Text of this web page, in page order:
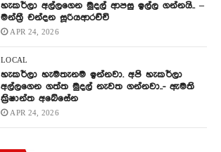
හැකර්ලා අල්ලගෙන මුදල් ආපසු ඉල්ල ගන්නයි.. –
මන්ත්‍රී චන්දන සූරියආරච්චි
APR 24, 2026
LOCAL
හැකර්ලා හැමතැනම ඉන්නවා. අපි හැකර්ලා
අල්ලගෙන ගත්ත මුදල් නැවත ගන්නවා..- ඇමති
ක්‍රිෂාන්ත අබේසේන
APR 24, 2026